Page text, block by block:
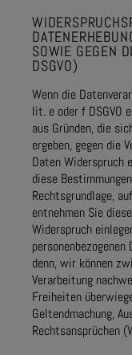
SOWIE GEGEN
DSGVO)
Wenn die
lit. e oder f DSGVO
aus Gründen, die
ergeben, gegen die
Daten Widerspruch
diese
Rechtsgrundlage,
entnehmen Sie
Widerspruch
denn, wir können
Verarbeitung
Freiheiten
Geltendmachung,
Rechtsansprüchen